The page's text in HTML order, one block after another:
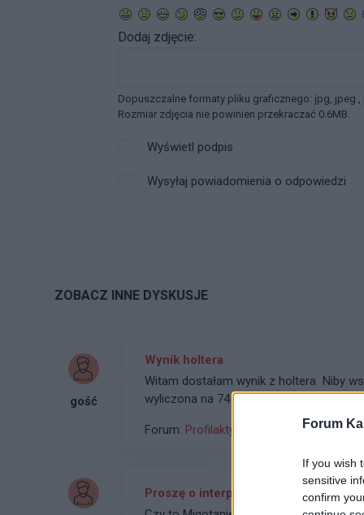
Forum
If you wish
sensitive
confirm
Dodaj zdjęcie:
Dopuszczalne formaty pliku graficznego: jpg, jpeg ,
Rozmiar zdjęcia nie powinien przekraczać 0.6MB.
Wyświetl podpis
Wysyłaj powiadomienia o odpowiedzi
ZOBACZ INNE DYSKUSJE
gość
Wynik holtera
Witam dostałam wynik z holtera Niby
wyliczona na 74 Ale zarejestrowano
Forum: Profilaktyka
Proszę o interpretacje ekg